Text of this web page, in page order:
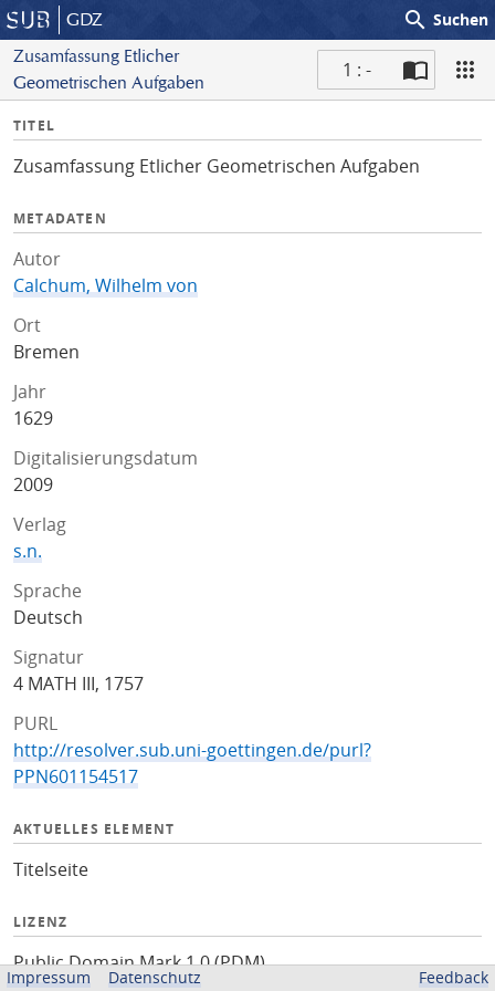
GDZ search Suchen
Zusamfassung Etlicher
Geometrischen Aufgaben
1 : -
I
f
TITEL
Zusamfassung Etlicher Geometrischen Aufgaben
METADATEN
Autor
Calchum, Wilhelm von
Ort
Bremen
Jahr
1629
Digitalisierungsdatum
2009
Verlag
s.n.
Sprache
Deutsch
Signatur
4 MATH III, 1757
PURL
http://resolver.sub.uni-goettingen.de/purl?
PPN601154517
AKTUELLES ELEMENT
Titelseite
LIZENZ
Public Domain Mark 1.0 (PDM)
Impressum Datenschutz Feedback